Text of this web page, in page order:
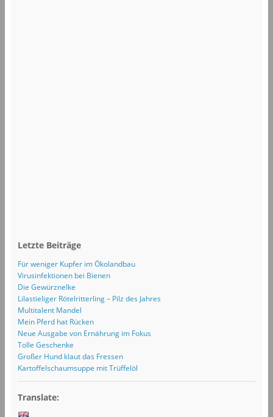
Letzte Beiträge
Für weniger Kupfer im Ökolandbau
Virusinfektionen bei Bienen
Die Gewürznelke
Lilastieliger Rötelritterling – Pilz des Jahres
Multitalent Mandel
Mein Pferd hat Rücken
Neue Ausgabe von Ernährung im Fokus
Tolle Geschenke
Großer Hund klaut das Fressen
Kartoffelschaumsuppe mit Trüffelöl
Translate: